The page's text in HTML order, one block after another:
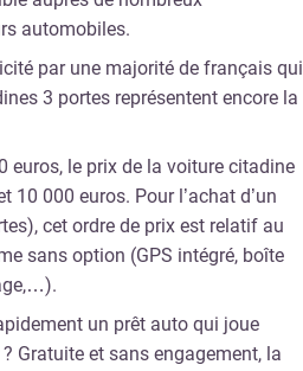
automobiles.
par une majorité de français qui
3 portes représentent encore la
euros, le prix de la voiture citadine
10 000 euros. Pour l’achat d’un
cet ordre de prix est relatif au
sans option (GPS intégré, boîte
un prêt auto qui joue
Gratuite et sans engagement, la